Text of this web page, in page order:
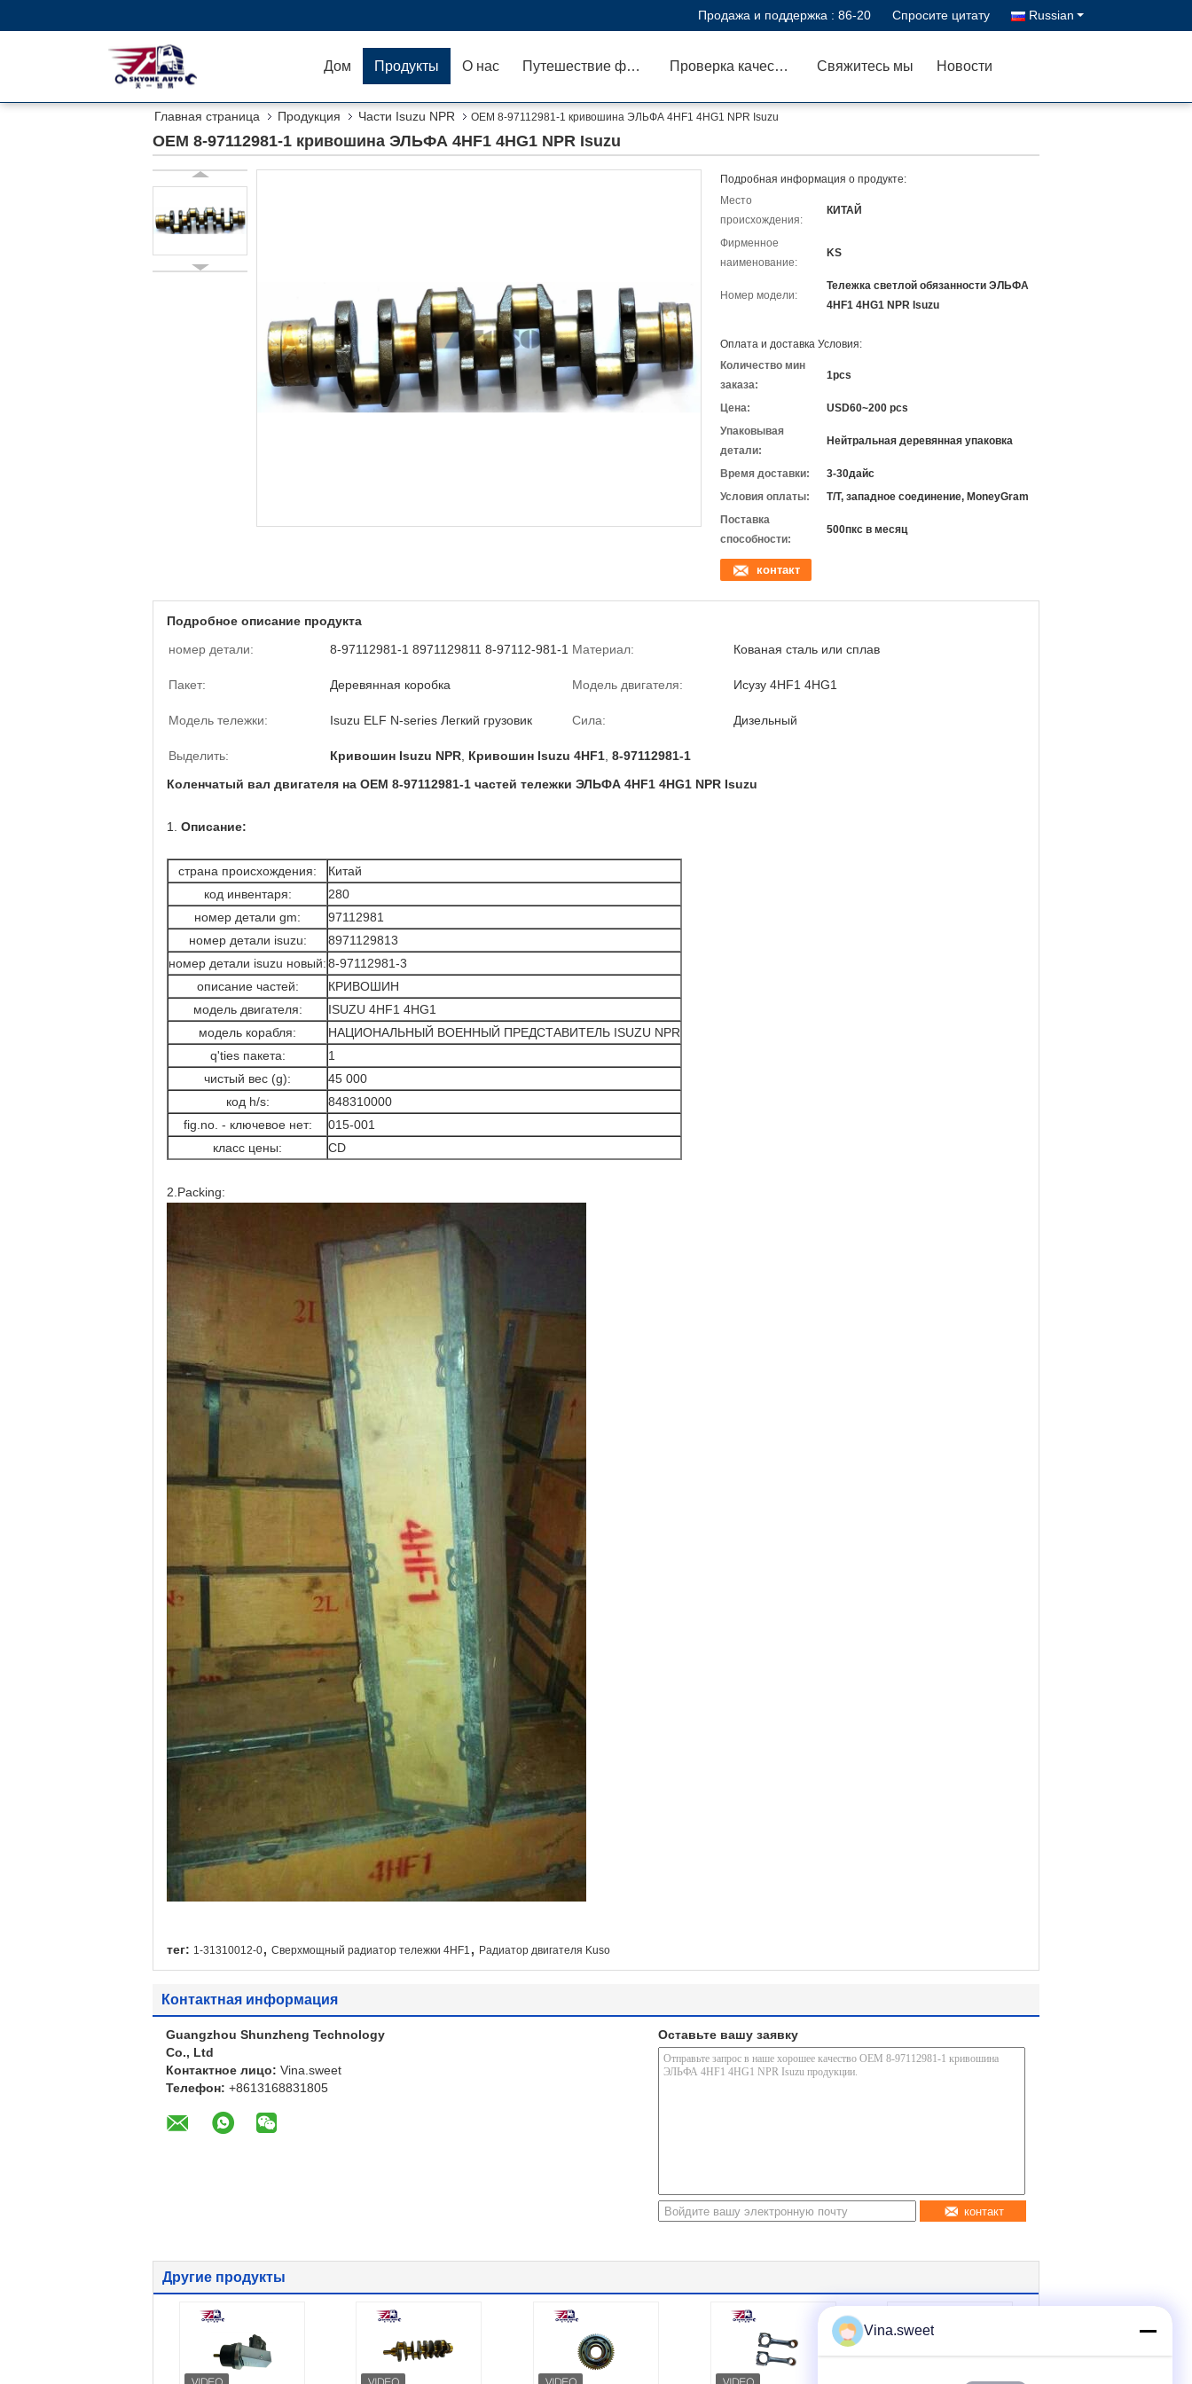
Продажа и поддержка : 86-20 Спросите цитату Russian
Дом Продукты О нас Путешествие фабрики Проверка качества Свяжитесь мы Новости
Главная страница Продукция Части Isuzu NPR OEM 8-97112981-1 кривошина ЭЛЬФА 4HF1 4HG1 NPR Isuzu
OEM 8-97112981-1 кривошина ЭЛЬФА 4HF1 4HG1 NPR Isuzu
Подробная информация о продукте:
Место
происхождения:
КИТАЙ
Фирменное
наименование:
KS
Номер модели:
Тележка светлой обязанности ЭЛЬФА
4HF1 4HG1 NPR Isuzu
Оплата и доставка Условия:
Количество мин
заказа:
1pcs
Цена:
USD60~200 pcs
Упаковывая
детали:
Нейтральная деревянная упаковка
Время доставки:
3-30дайс
Условия оплаты:
T/T, западное соединение, MoneyGram
Поставка
способности:
500пкс в месяц
контакт
Подробное описание продукта
номер детали:
8-97112981-1 8971129811 8-97112-981-1 Материал: Кованая сталь или сплав
Пакет: Деревянная коробка Модель двигателя: Исузу 4HF1 4HG1
Модель тележки: Isuzu ELF N-series Легкий грузовик Сила: Дизельный
Выделить: Кривошин Isuzu NPR Кривошин Isuzu 4HF1 8-97112981-1
Коленчатый вал двигателя на OEM 8-97112981-1 частей тележки ЭЛЬФА 4HF1 4HG1 NPR Isuzu
1. Описание:
страна происхождения:
Китай
код инвентаря:
280
номер детали gm:
97112981
номер детали isuzu:
8971129813
номер детали isuzu новый:8-97112981-3
описание частей:
КРИВОШИН
модель двигателя:
ISUZU 4HF1 4HG1
модель корабля:
НАЦИОНАЛЬНЫЙ ВОЕННЫЙ ПРЕДСТАВИТЕЛЬ ISUZU NPR
q'ties пакета:
1
чистый вес (g):
45 000
код h/s:
848310000
fig.no. - ключевое нет:
015-001
класс цены:
CD
2.Packing:
тег: 1-31310012-0, Сверхмощный радиатор тележки 4HF1 , Радиатор двигателя Kuso
Контактная информация
Guangzhou Shunzheng Technology
Co., Ltd
Контактное лицо: Vina.sweet
Телефон: +8613168831805
Оставьте вашу заявку
контакт
Другие продукты
Vina.sweet